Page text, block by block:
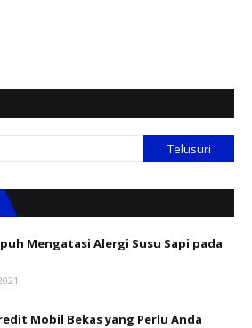
Mengatasi Alergi Susu Sapi pada
Mobil Bekas yang Perlu Anda